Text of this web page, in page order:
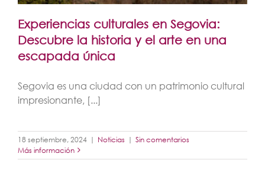
Experiencias culturales en Segovia:
Descubre la historia y el arte en una
escapada única
Segovia es una ciudad con un patrimonio cultural
impresionante, [...]
18 septiembre, 2024 | Noticias | Sin comentarios
Más información